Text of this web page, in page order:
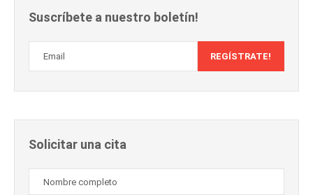
Suscríbete a nuestro boletín!
Solicitar una cita